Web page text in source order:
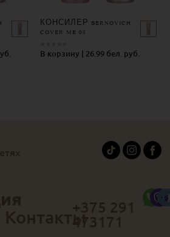
КОНСИЛЕР BERNOVICH
COVER ME 05
В корзину | 26.99 бел. руб.
Контакты+375 291
473171